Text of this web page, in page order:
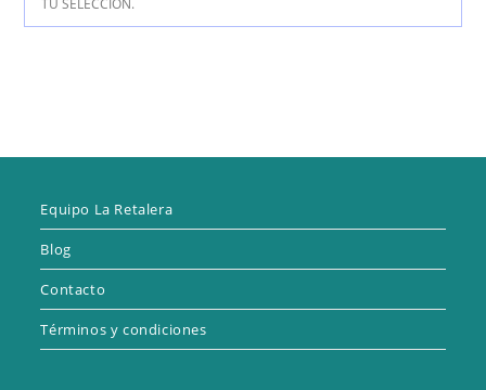
TU SELECCIÓN.
Equipo La Retalera
Blog
Contacto
Términos y condiciones